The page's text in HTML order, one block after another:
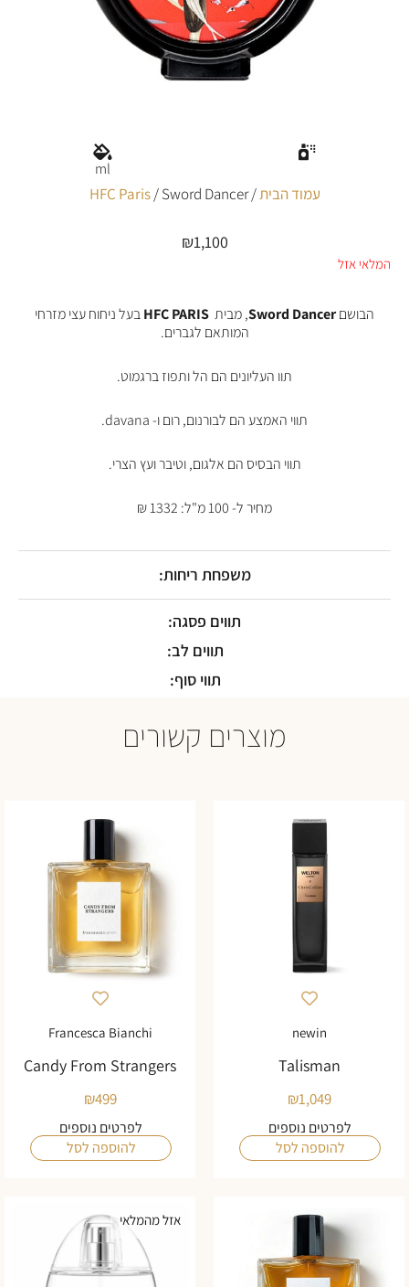
עמוד הבית/
HFC Paris/ Sword Dancer
₪1,100
המלאי אזל
הבושםSword Dancer, מבית HFC PARISבעל ניחוח עצי מזרחי
המותאם לגברים.
תוו העליונים הם הל ותפוז ברגמוט.
תווי האמצע הם לבורנום, רום ו- davana.
תווי הבסיס הם אלגום, וטיבר ועץ הצרי.
מחיר ל- 100 מ"ל: 1332 ₪
משפחת ריחות:
תווים פסגה:
תווים לב:
תווי סוף:
ml
מוצרים קשורים
newin
Talisman
₪1,049
לפרטים נוספים
להוספה לסל
Francesca Bianchi
Candy From Strangers
₪499
לפרטים נוספים
להוספה לסל
אזל מהמלאי